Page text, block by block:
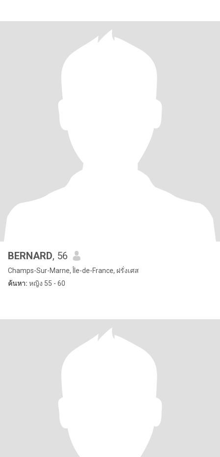
BERNARD, 56
Champs-Sur-Marne, Île-de-France, ฝรั่งเศส
ค้นหา: หญิง 55 - 60